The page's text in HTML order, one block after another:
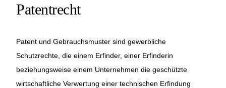
Patentrecht
Patent und Gebrauchsmuster sind gewerbliche
Schutzrechte, die einem Erfinder, einer Erfinderin
beziehungsweise einem Unternehmen die geschützte
wirtschaftliche Verwertung einer technischen Erfindung